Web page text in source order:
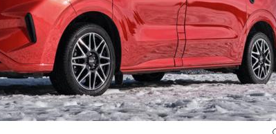
TOYOTA
TRAILER
VINFAST
VOLKSWAGEN
VOLVO
VEL SATIS
WIND
ZOE